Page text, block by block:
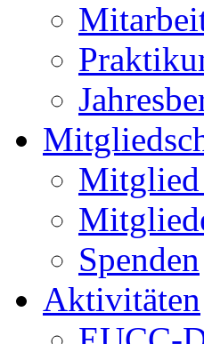
Mitglied
Spenden
Aktivitäten